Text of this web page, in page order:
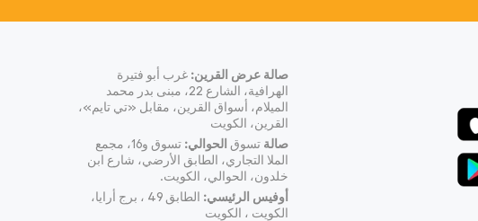
صالة عرض القرين: غرب أبو فتيرة
الهرافية، الشارع 22، مبنى بدر محمد
الميلام، أسواق القرين، مقابل «تي تايم»،
القرين، الكويت
صالة تسوق الحوالي:
تسوق و16، مجمع
الملا التجاري، الطابق الأرضي، شارع ابن
خلدون، الحوالي، الكويت.
أوفيس الرئيسي:
الطابق 49 ، برج أرايا،
الكويت ، الكويت